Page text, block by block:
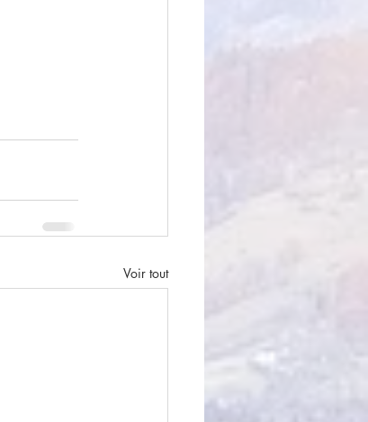
Voir tout